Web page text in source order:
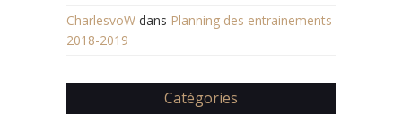
CharlesvoW dans Planning des entrainements
2018-2019
Catégories